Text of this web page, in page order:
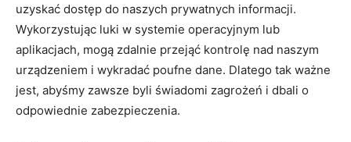
uzyskać dostęp do naszych prywatnych informacji.
Wykorzystując luki w systemie operacyjnym lub
aplikacjach, mogą zdalnie przejąć kontrolę nad naszym
urządzeniem i wykradać poufne dane. Dlatego tak ważne
jest, abyśmy zawsze byli świadomi zagrożeń i dbali o
odpowiednie zabezpieczenia.